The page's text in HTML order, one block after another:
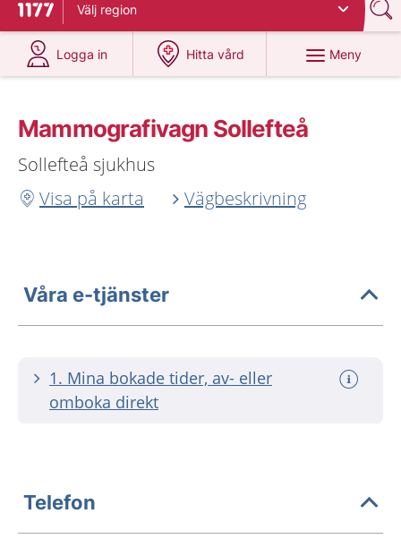
Till startsidan för 1177
Välj region
Logga in
på 1177.se
Hitta vård
på 1177.se
Meny
Mammografivagn Sollefteå
Sollefteå sjukhus
Visa på karta
Vägbeskrivning
Våra e-tjänster
1. Mina bokade tider, av- eller
omboka direkt
Telefon